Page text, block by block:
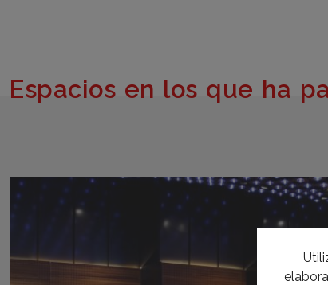
Espacios en los que ha